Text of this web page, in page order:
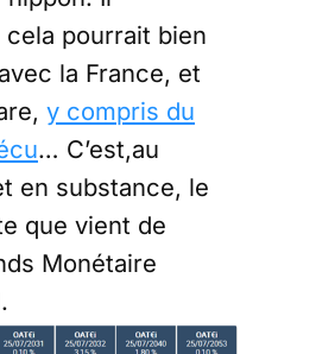
cela pourrait bien
la France, et
y compris du
… C’est,au
en substance, le
que vient de
Monétaire